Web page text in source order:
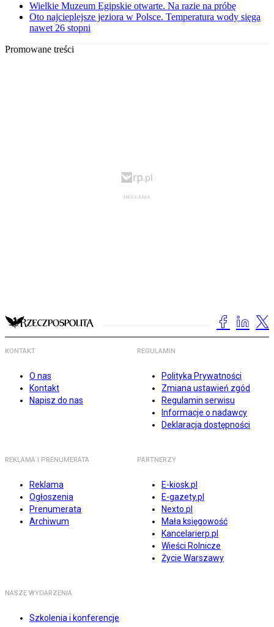
Wielkie Muzeum Egipskie otwarte. Na razie na próbę
Oto najcieplejsze jeziora w Polsce. Temperatura wody sięga
nawet 26 stopni
Promowane treści
KONTAKT
O nas
Kontakt
Napisz do nas
REGULAMIN
Polityka Prywatności
Zmiana ustawień zgód
Regulamin serwisu
Informacje o nadawcy
Deklaracja dostępności
REKLAMA I PRENUMERATA
Reklama
Ogłoszenia
Prenumerata
Archiwum
PARTNERZY
E-kiosk.pl
E-gazety.pl
Nexto.pl
Mała księgowość
Kancelarierp.pl
Wieści Rolnicze
Życie Warszawy
NASZE WYDARZENIA
Szkolenia i konferencje